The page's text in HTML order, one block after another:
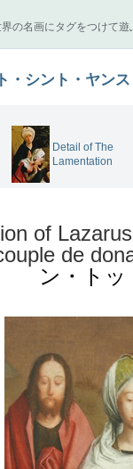
界の名画にタグをつけて遊
・シント・ヤンス
Detail of The
Lamentation
of
de
ン・ト